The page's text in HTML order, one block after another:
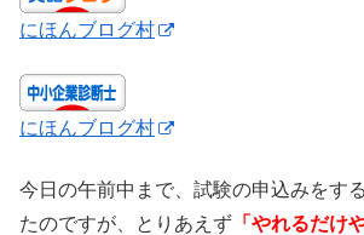
にほんブログ村
にほんブログ村
今日の午前中まで、試験の申込みをす
たのですが、とりあえず 「やれるだけ